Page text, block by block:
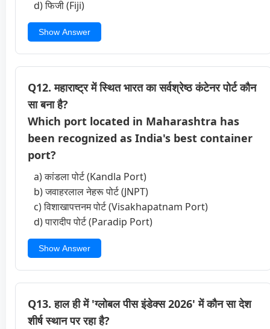
d) फिजी (Fiji)
Show Answer
Q12. महाराष्ट्र में स्थित भारत का सर्वश्रेष्ठ कंटेनर पोर्ट कौन
सा बना है?
Which port located in Maharashtra has
been recognized as India's best container
port?
a) कांडला पोर्ट (Kandla Port)
b) जवाहरलाल नेहरू पोर्ट (JNPT)
c) विशाखापत्तनम पोर्ट (Visakhapatnam Port)
d) पारादीप पोर्ट (Paradip Port)
Show Answer
Q13. हाल ही में 'ग्लोबल पीस इंडेक्स 2026' में कौन सा देश
शीर्ष स्थान पर रहा है?